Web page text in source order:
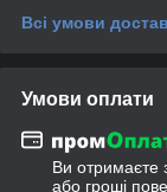
Всі умови
Умови оплати
Ви отримаєте
або гроші